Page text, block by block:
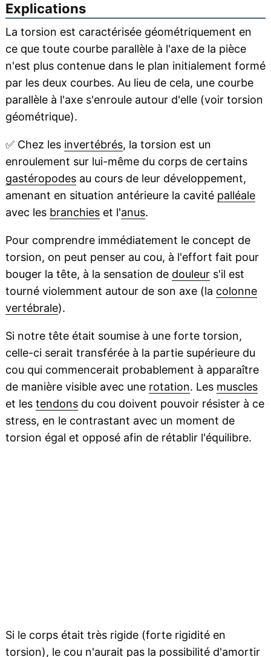
Explications
La torsion est caractérisée géométriquement en
ce que toute courbe parallèle à l'axe de la pièce
n'est plus contenue dans le plan initialement formé
par les deux courbes. Au lieu de cela, une courbe
parallèle à l'axe s'enroule autour d'elle (voir torsion
géométrique).
✅Chez les invertébrés, la torsion est un
enroulement sur lui-même du corps de certains
gastéropodesau cours de leur développement,
amenant en situation antérieure la cavité palléale
avec les branchieset l'anus.
Pour comprendre immédiatement le concept de
torsion, on peut penser au cou, à l'effort fait pour
bouger la tête, à la sensation de douleurs'il est
tourné violemment autour de son axe (la colonne
vertébrale).
Si notre tête était soumise à une forte torsion,
celle-ci serait transférée à la partie supérieure du
cou qui commencerait probablement à apparaître
de manière visible avec une rotation. Les muscles
et les tendonsdu cou doivent pouvoir résister à ce
stress, en le contrastant avec un moment de
torsion égal et opposé afin de rétablir l'équilibre.
Si le corps était très rigide (forte rigidité en
torsion), le cou n'aurait pas la possibilité d'amortir